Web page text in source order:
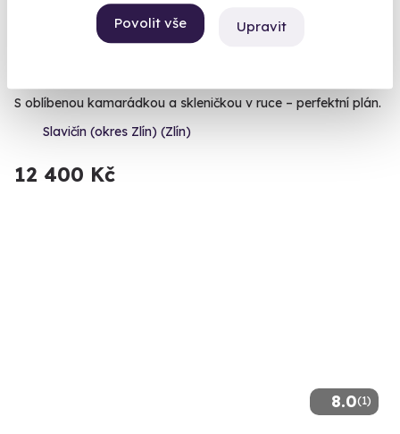
Povolit vše Upravit
S oblíbenou kamarádkou a skleničkou v ruce – perfektní plán.
Slavičín (okres Zlín) (Zlín)
12 400 Kč
8.0(1)